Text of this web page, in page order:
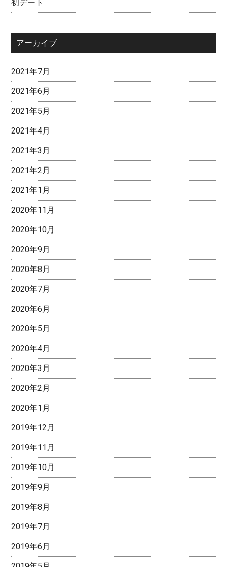
初デート
アーカイブ
2021年7月
2021年6月
2021年5月
2021年4月
2021年3月
2021年2月
2021年1月
2020年11月
2020年10月
2020年9月
2020年8月
2020年7月
2020年6月
2020年5月
2020年4月
2020年3月
2020年2月
2020年1月
2019年12月
2019年11月
2019年10月
2019年9月
2019年8月
2019年7月
2019年6月